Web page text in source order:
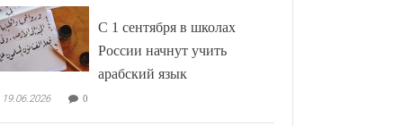
С 1 сентября в школах
России начнут учить
арабский язык
19.06.2026 0